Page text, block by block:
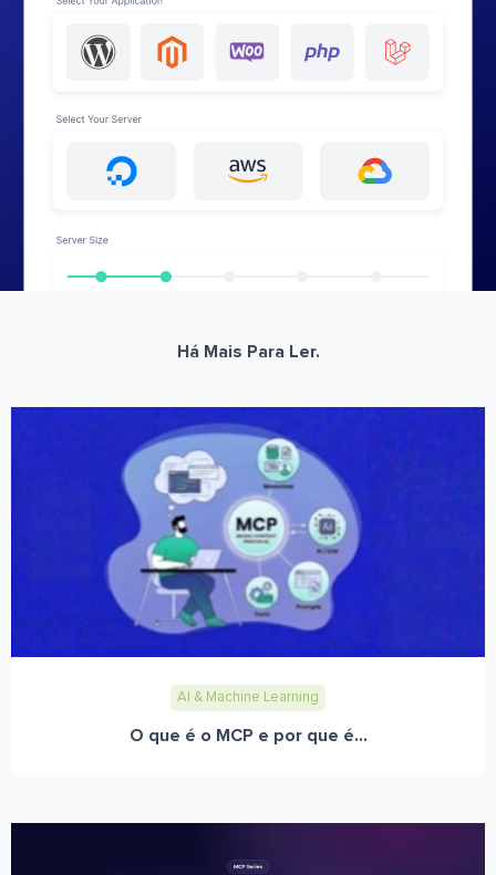
Há Mais Para Ler.
AI & Machine Learning
O que é o MCP e por que é...